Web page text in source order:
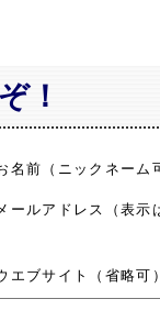
！
名前（ニックネーム
ールアドレス（表示
エブサイト（省略可